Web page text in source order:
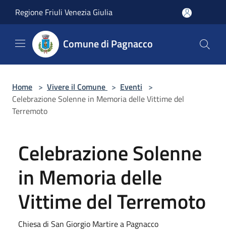
Regione Friuli Venezia Giulia
Comune di Pagnacco
Home > Vivere il Comune > Eventi >
Celebrazione Solenne in Memoria delle Vittime del
Terremoto
Celebrazione Solenne
in Memoria delle
Vittime del Terremoto
Chiesa di San Giorgio Martire a Pagnacco